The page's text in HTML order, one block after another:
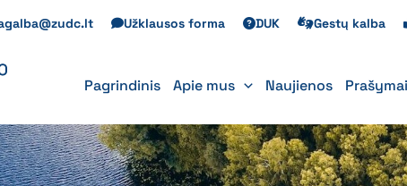
Užklausos forma DUK Gestų kalba
Pagrindinis Apie mus Naujienos Prašymai